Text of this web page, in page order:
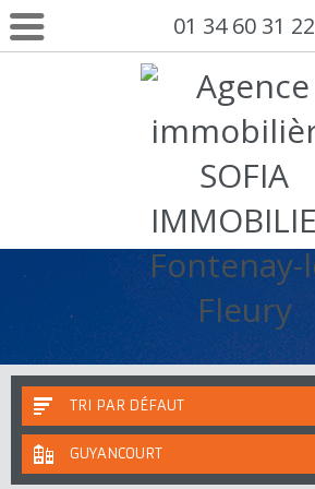
01 34 60 31 22
TRI PAR DÉFAUT
GUYANCOURT